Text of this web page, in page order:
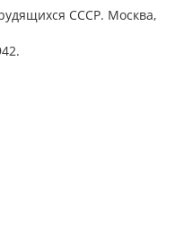
СССР. Москва,